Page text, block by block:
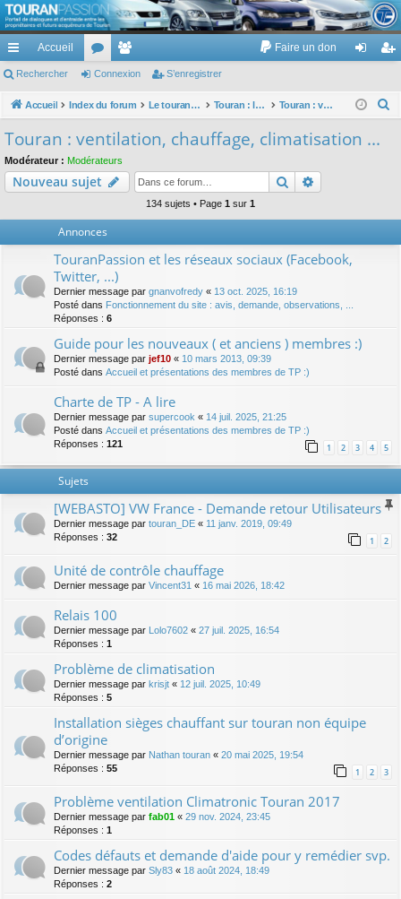
TouranPassion
Le forum des propriétaires ou futurs acquéreurs du Volkswagen Touran
cc
ès
pi
de
Accueil
or
u
e
m
Faire un don
ne nr
Rechercher Connexion S’enregistrer
Accueil Index du forum Le touran dans ses versions I (V1 V2 V3) et II ... Touran : les équipements électriques et électroniques Touran : ventilation, chauffage, climatisation ...
c
Touran : ventilation, chauffage, climatisation ...
Modérateur : Modérateurs
Nouveau sujet Rechercher
134 sujets • Page 1 sur 1
Annonces
TouranPassion et les réseaux sociaux (Facebook,
Twitter, ...)
Dernier message par gnanvofredy « 13 oct. 2025, 16:19
Posté dans Fonctionnement du site : avis, demande, observations, ...
Réponses : 6
Guide pour les nouveaux ( et anciens ) membres :)
Dernier message par jef10 « 10 mars 2013, 09:39
Posté dans Accueil et présentations des membres de TP :)
Charte de TP - A lire
Dernier message par supercook « 14 juil. 2025, 21:25
Posté dans Accueil et présentations des membres de TP :)
Réponses : 121 1 2 3 4 5
Sujets
[WEBASTO] VW France - Demande retour Utilisateurs
Dernier message par touran_DE « 11 janv. 2019, 09:49
Réponses : 32 1 2
Unité de contrôle chauffage
Dernier message par Vincent31 « 16 mai 2026, 18:42
Relais 100
Dernier message par Lolo7602 « 27 juil. 2025, 16:54
Réponses : 1
Problème de climatisation
Dernier message par krisjt « 12 juil. 2025, 10:49
Réponses : 5
Installation sièges chauffant sur touran non équipe
d’origine
Dernier message par Nathan touran « 20 mai 2025, 19:54
Réponses : 55 1 2 3
Problème ventilation Climatronic Touran 2017
Dernier message par fab01 « 29 nov. 2024, 23:45
Réponses : 1
Codes défauts et demande d'aide pour y remédier svp.
Dernier message par Sly83 « 18 août 2024, 18:49
Réponses : 2